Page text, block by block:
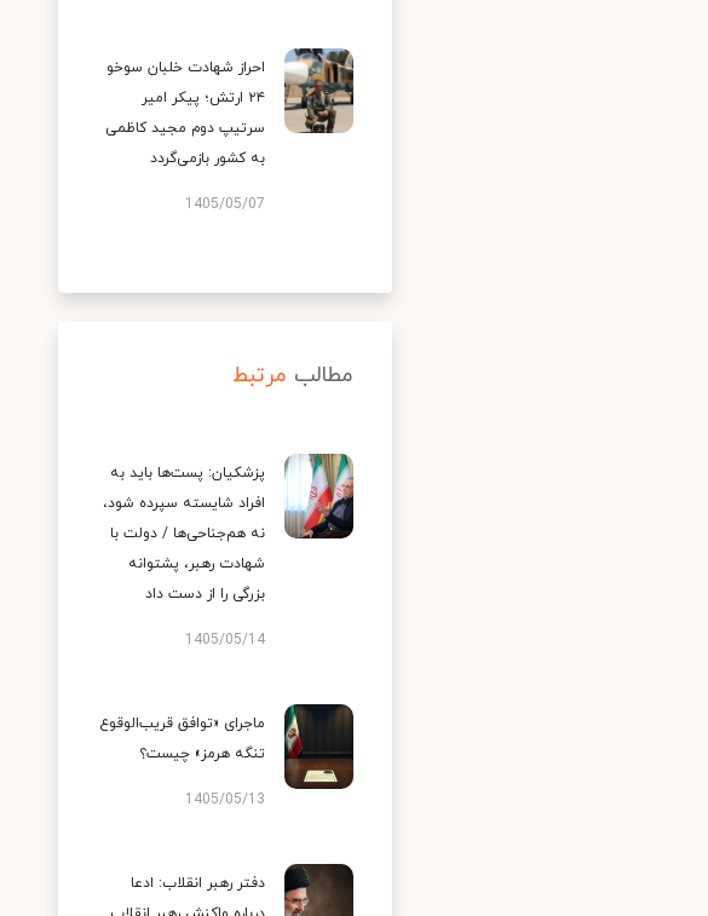
احراز شهادت خلبان سوخو
۲۴ ارتش؛ پیکر امیر
سرتیپ دوم مجید کاظمی
به کشور بازمی‌گردد
1405/05/07
مطالب مرتبط
پزشکیان: پست‌ها باید به
افراد شایسته سپرده شود،
نه هم‌جناحی‌ها / دولت با
شهادت رهبر، پشتوانه
بزرگی را از دست داد
1405/05/14
ماجرای «توافق قریب‌الوقوع
تنگه هرمز» چیست؟
1405/05/13
دفتر رهبر انقلاب: ادعا